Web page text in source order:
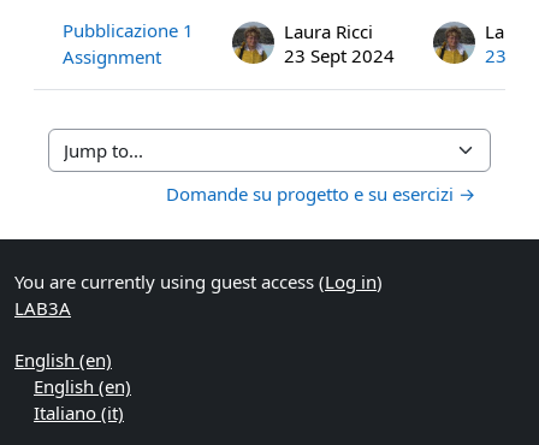
Pubblicazione 1
Assignment
Laura Ricci
23 Sept 2024
Laura
23
Jump to...
Domande su progetto e su esercizi →
You are currently using guest access (Log in)
LAB3A
English ‎(en)‎
English ‎(en)‎
Italiano ‎(it)‎